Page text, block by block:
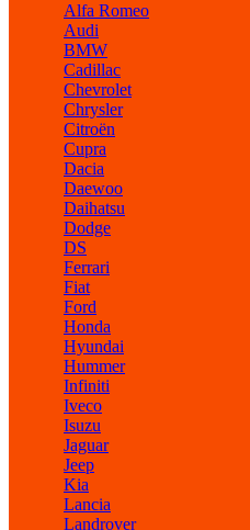
Alfa Romeo
Audi
BMW
Cadillac
Chevrolet
Chrysler
Citroën
Cupra
Dacia
Daewoo
Daihatsu
Dodge
DS
Ferrari
Fiat
Ford
Honda
Hyundai
Hummer
Infiniti
Iveco
Isuzu
Jaguar
Jeep
Kia
Lancia
Landrover